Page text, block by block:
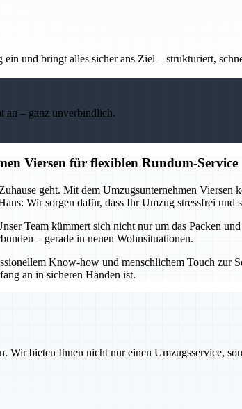
und bringt alles sicher ans Ziel – strukturiert,
an – ganz unverbindlich.
Viersen für flexiblen Rundum-Service
geht. Mit dem Umzugsunternehmen
Wir sorgen dafür, dass Ihr Umzug stressfrei und
Team kümmert sich nicht nur um das Packen
– gerade in neuen Wohnsituationen.
Know-how und menschlichem Touch
an in sicheren Händen ist.
Wir bieten Ihnen nicht nur einen Umzugsservice,